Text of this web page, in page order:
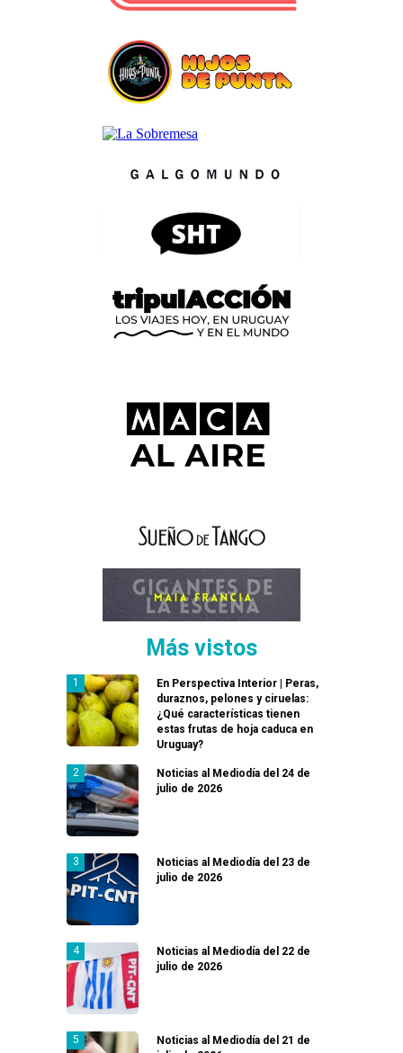
Más vistos
En Perspectiva Interior | Peras,
duraznos, pelones y ciruelas:
¿Qué características tienen
estas frutas de hoja caduca en
Uruguay?
Noticias al Mediodía del 24 de
julio de 2026
Noticias al Mediodía del 23 de
julio de 2026
Noticias al Mediodía del 22 de
julio de 2026
Noticias al Mediodía del 21 de